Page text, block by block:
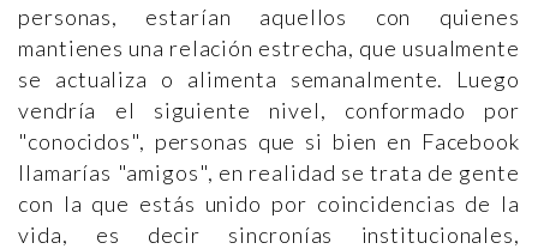
personas, estarían aquellos con quienes
mantienes una relación estrecha, que usualmente
se actualiza o alimenta semanalmente. Luego
vendría el siguiente nivel, conformado por
"conocidos", personas que si bien en Facebook
llamarías "amigos", en realidad se trata de gente
con la que estás unido por coincidencias de la
vida, es decir sincronías institucionales,